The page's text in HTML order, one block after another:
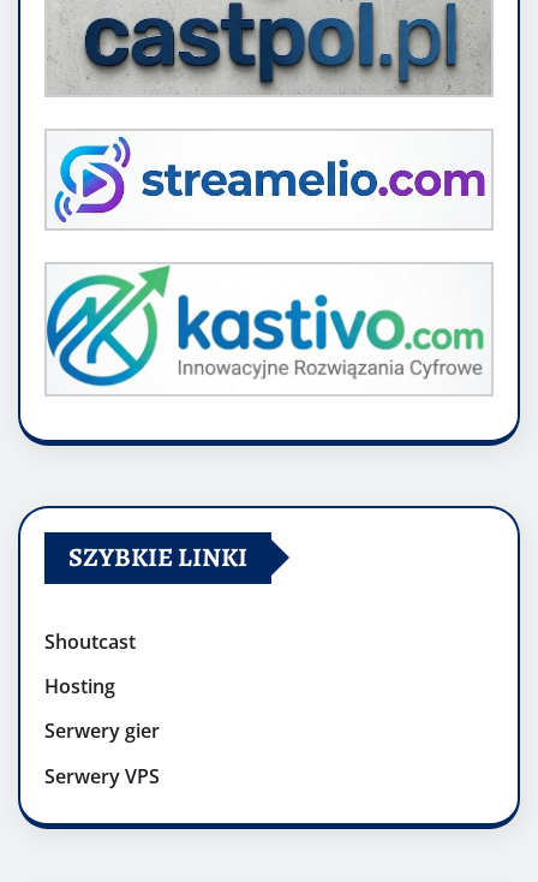
SZYBKIE LINKI
Shoutcast
Hosting
Serwery gier
Serwery VPS